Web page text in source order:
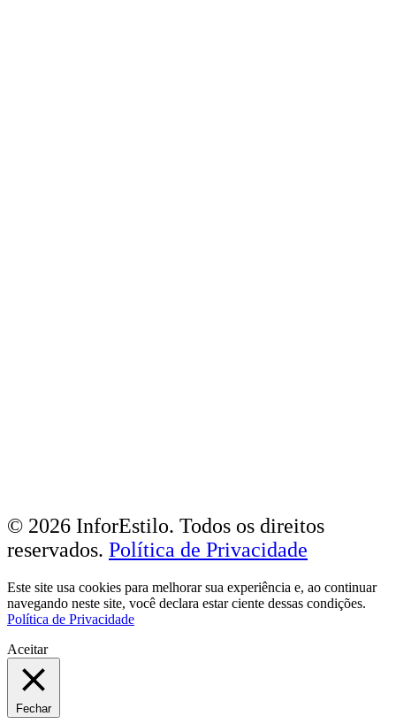
© 2026 InforEstilo. Todos os direitos
reservados. Política de Privacidade
Este site usa cookies para melhorar sua experiência e, ao continuar
navegando neste site, você declara estar ciente dessas condições.
Política de Privacidade
Aceitar
Fechar